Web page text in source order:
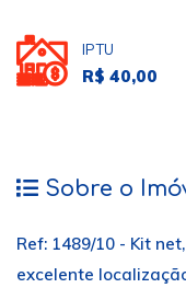
IPTU
R$ 40,00
Sobre o
Ref: 1489/10 - Kit
excelente